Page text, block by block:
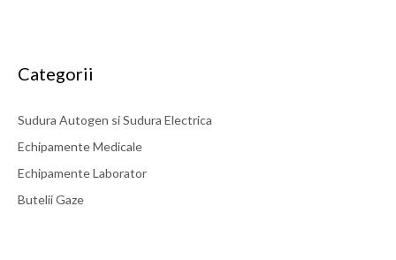
Categorii
Sudura Autogen si Sudura Electrica
Echipamente Medicale
Echipamente Laborator
Butelii Gaze